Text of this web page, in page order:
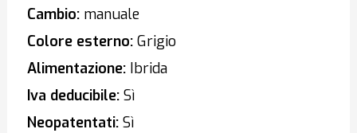
Cambio:manuale
Colore esterno:Grigio
Alimentazione:Ibrida
Iva deducibile:Sì
Neopatentati:Sì